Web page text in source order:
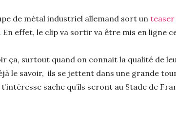
de métal industriel allemand sort un teaser
. En effet, le clip va sortir va être mis en ligne
ça, surtout quand on connait la qualité de
le savoir, ils se jettent dans une grande
t’intéresse sache qu’ils seront au Stade de